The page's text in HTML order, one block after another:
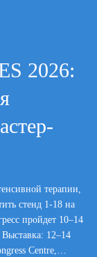
2026:
терапии,
стенд 1-18 на
пройдет 10–14
12–14
Centre,…